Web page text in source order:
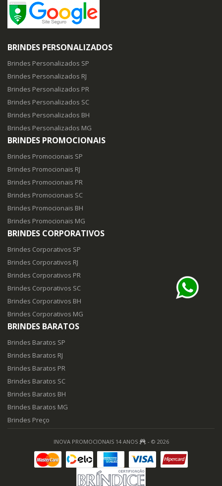
BRINDES PERSONALIZADOS
Brindes Personalizados SP
Brindes Personalizados RJ
Brindes Personalizados PR
Brindes Personalizados SC
Brindes Personalizados BH
Brindes Personalizados MG
BRINDES PROMOCIONAIS
Brindes Promocionais SP
Brindes Promocionais RJ
Brindes Promocionais PR
Brindes Promocionais SC
Brindes Promocionais BH
Brindes Promocionais MG
BRINDES CORPORATIVOS
Brindes Corporativos SP
Brindes Corporativos RJ
Brindes Corporativos PR
Brindes Corporativos SC
Brindes Corporativos BH
Brindes Corporativos MG
BRINDES BARATOS
Brindes Baratos SP
Brindes Baratos RJ
Brindes Baratos PR
Brindes Baratos SC
Brindes Baratos BH
Brindes Baratos MG
Brindes Preço
INOVA PROMOCIONAIS 14 ANOS - © 2026